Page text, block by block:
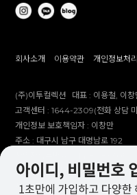
회사소개 이용약관 개인정보처
(주)이투컬렉션 대표 : 이용철, 이창
고객센터 :1644-2309(전화 상담
개인정보 보호책임자 : 이창만
주소 : 대구시 남구 대명남로 192
통신판매업 신고번호 :제 2012-대
제안 문의 : e2co@dailylike.co.kr